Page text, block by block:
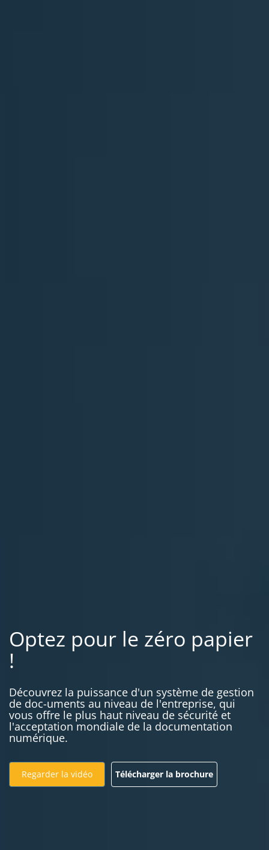
Optez pour le zéro papier
!
Découvrez la puissance d'un système de gestion
de doc-uments au niveau de l'entreprise, qui
vous offre le plus haut niveau de sécurité et
l'acceptation mondiale de la documentation
numérique.
Regarder la vidéo Télécharger la brochure